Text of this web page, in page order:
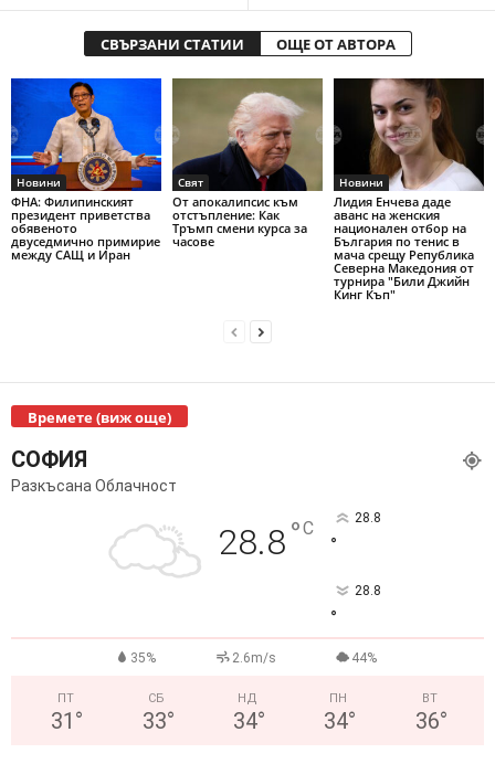
СВЪРЗАНИ СТАТИИ ОЩЕ ОТ АВТОРА
Новини
ФНА: Филипинският
президент приветства
обявеното
двуседмично примирие
между САЩ и Иран
Свят
От апокалипсис към
отстъпление: Как
Тръмп смени курса за
часове
Новини
Лидия Енчева даде
аванс на женския
национален отбор на
България по тенис в
мача срещу Република
Северна Македония от
турнира "Били Джийн
Кинг Къп"
Времете (виж още)
СОФИЯ
Разкъсана Облачност
28.8°C 28.8
°
28.8
°
35% 2.6m/s 44%
ПТ
31 °
СБ
33°
НД
34°
ПН
34°
ВТ
36°